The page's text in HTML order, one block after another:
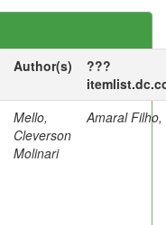
Author(s)
???
Mello,
Cleverson
Molinari
Amaral